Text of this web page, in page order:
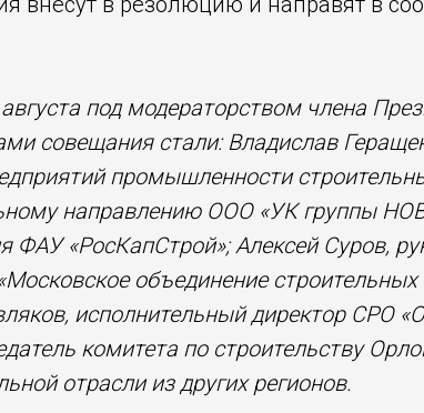
августа под модераторством члена
совещания стали: Владислав
промышленности
направлению ООО «УК группы
ФАУ «РосКапСтрой»; Алексей Суров,
объединение
исполнительный директор СРО
комитета по строительству
отрасли из других регионов.